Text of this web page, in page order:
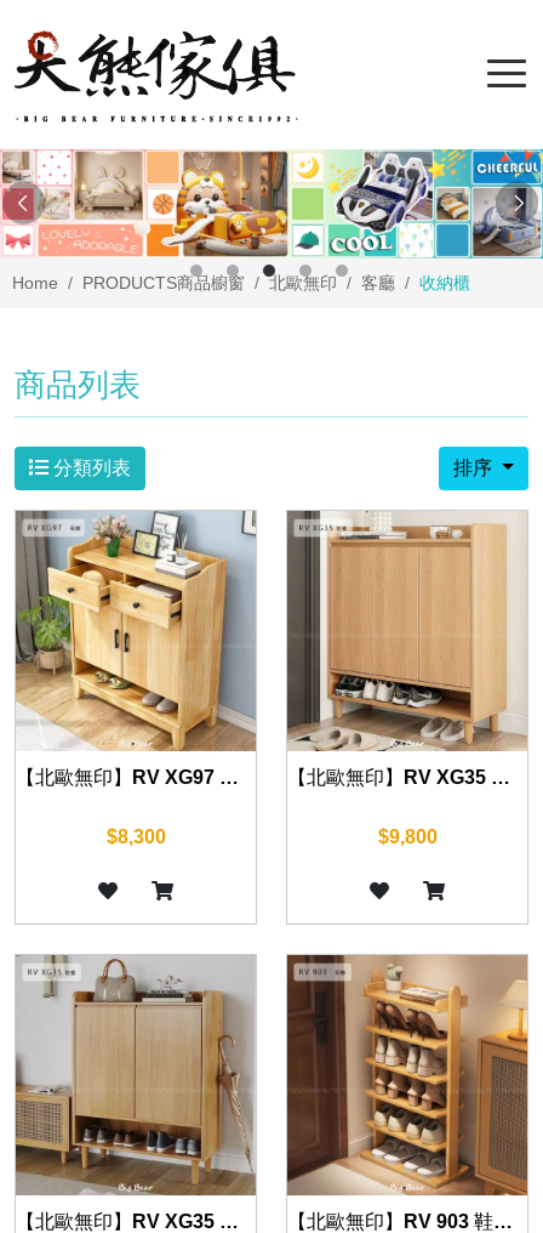
Home PRODUCTS商品櫥窗 北歐無印 客廳 收納櫃
商品列表
分類列表 排序
【北歐無印】RV XG97 鞋櫃 60/80/100cm
$8,300
【北歐無印】RV XG35 鞋櫃 100cm
$9,800
【北歐無印】RV XG35 鞋櫃 60/80cm 【北歐無印】RV 903 鞋櫃 30/50cm